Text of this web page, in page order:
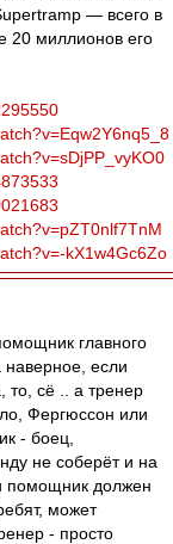
— всего в
20 миллионов его
kX1w4Gc6Zo
главного
наверное, если
то, сё .. а тренер
Фергюссон или
- боец,
не соберёт и на
помощник должен
может
- просто